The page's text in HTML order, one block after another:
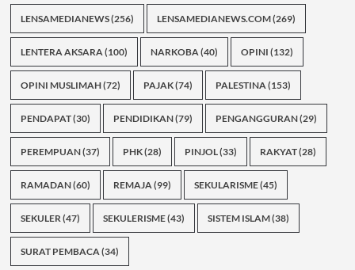
LENSAMEDIANEWS(256) LENSAMEDIANEWS.COM(269)
LENTERA AKSARA(100) NARKOBA(40) OPINI (132)
OPINI MUSLIMAH(72) PAJAK(74) PALESTINA(153)
PENDAPAT(30) PENDIDIKAN(79) PENGANGGURAN(29)
PEREMPUAN(37) PHK(28) PINJOL(33) RAKYAT(28)
RAMADAN(60) REMAJA(99) SEKULARISME(45)
SEKULER(47) SEKULERISME(43) SISTEM ISLAM(38)
SURAT PEMBACA(34)